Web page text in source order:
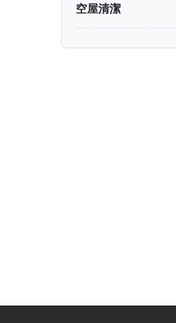
空屋清潔